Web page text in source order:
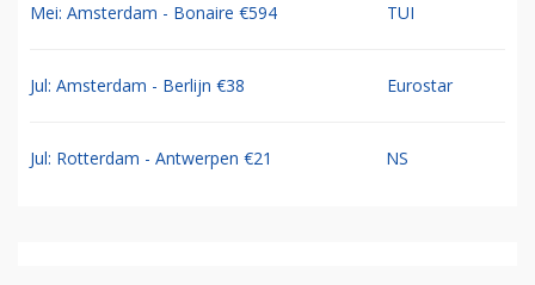
Mei: Amsterdam - Bonaire €594 TUI
Jul: Amsterdam - Berlijn €38 Eurostar
Jul: Rotterdam - Antwerpen €21 NS